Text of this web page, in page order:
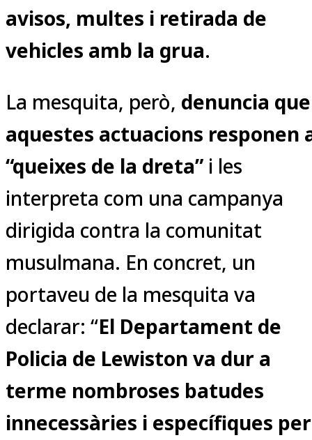
avisos, multes i retirada de
vehicles amb la grua.
La mesquita, però, denuncia que
aquestes actuacions responen
“queixes de la dreta” i les
interpreta com una campanya
dirigida contra la comunitat
musulmana. En concret, un
portaveu de la mesquita va
declarar: “El Departament de
Policia de Lewiston va dur a
terme nombroses batudes
innecessàries i específiques per